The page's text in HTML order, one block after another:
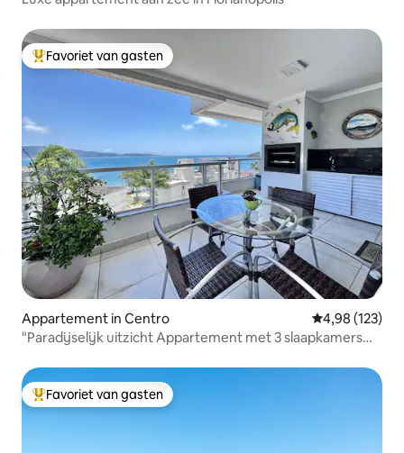
Topfavoriet van gasten
Favoriet van gasten
Appartement in Centro Gemiddelde
4,98 (123)
"Paradijselijk uitzicht Appartement met 3 slaapkamers
Topfavoriet van gasten
Favoriet van gasten